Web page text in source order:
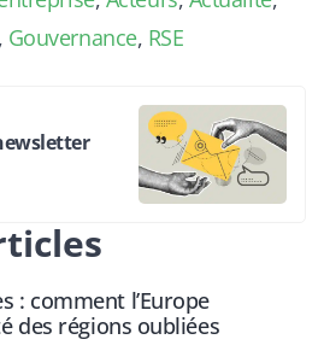
Gouvernance, RSE
: comment l’Europe
des régions oubliées